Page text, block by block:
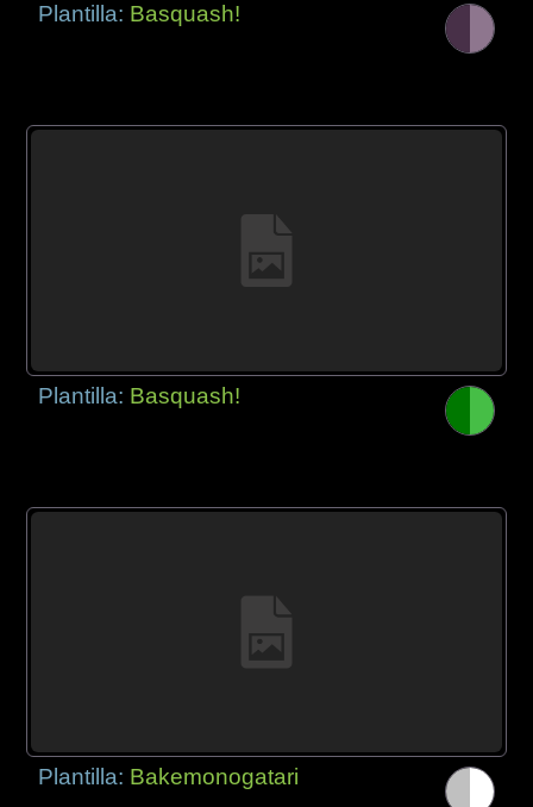
Plantilla: Basquash!
Plantilla: Basquash!
Plantilla: Bakemonogatari